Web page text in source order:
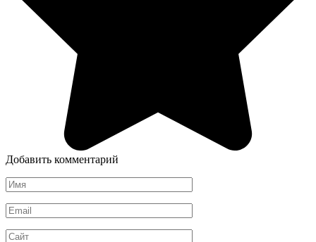
Добавить комментарий
Имя
*
Email
*
Сайт